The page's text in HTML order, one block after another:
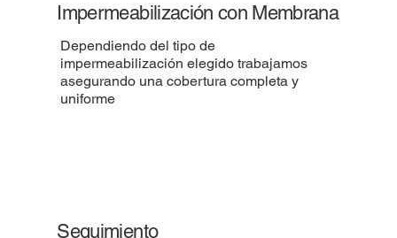
Impermeabilización con Membrana
Dependiendo del tipo de
impermeabilización elegido trabajamos
asegurando una cobertura completa y
uniforme
Seguimiento